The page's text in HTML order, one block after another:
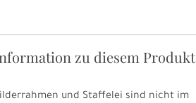
zu diesem Produkt
und Staffelei sind nicht im